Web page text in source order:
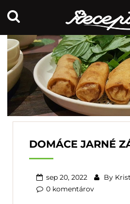
DOMÁCE JARNÉ
sep 20, 2022 By
0 komentárov